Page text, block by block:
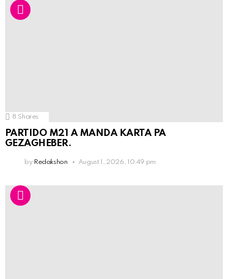
8 Shares
PARTIDO M21 A MANDA KARTA PA
GEZAGHEBER.
by Redakshon August 1, 2026, 10:49 pm